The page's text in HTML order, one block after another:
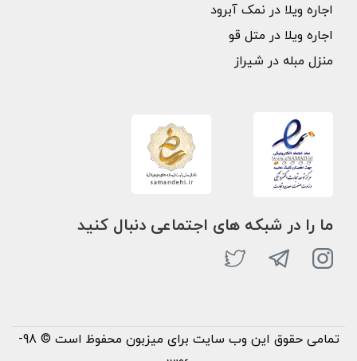
اجاره ویلا در نمک آبرود
اجاره ویلا در متل قو
منزل مبله در شیراز
ما را در شبکه های اجتماعی دنبال کنید
تمامی حقوق این وب سایت برای میزبون محفوظ است © 98-